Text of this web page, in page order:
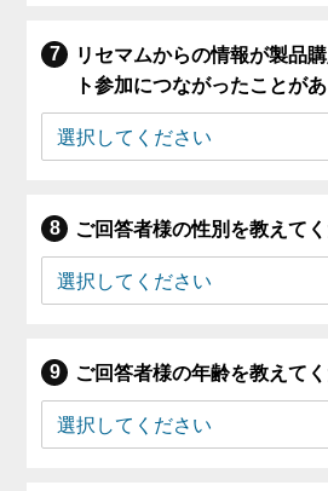
リセマムからの情報が製品
ト参加につながったことがあ
ご回答者様の性別を教えてく
ご回答者様の年齢を教えてく